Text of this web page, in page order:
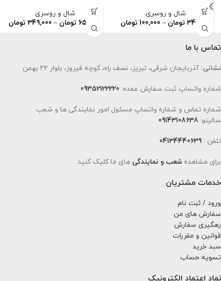
شال و روسری
349,000 تومان –
100,000 تومان
شال و روسری
659,000 تومان –
349,000 تومان
تماس با ما
نشانی: آذربایجان شرقی، تبریز، نصف راه، کوچه فیروز، بلوار 22 بهمن
شماره واتساپ ثبت سفارش عمده: 09352122220
شماره تماس و شماره واتساپ مسئول امور نمایندگی ها و شعب
سالینو: 09143108638
تلفن : 04134440639
برای مشاهده شعب و نمایندگی های ما کلیک کنید
خدمات مشتریان
ورود / ثبت نام
سفارش های من
رهگیری سفارش
قوانین و مقررات
سبد خرید
تسویه حساب
نماد اعتماد الکترونیک